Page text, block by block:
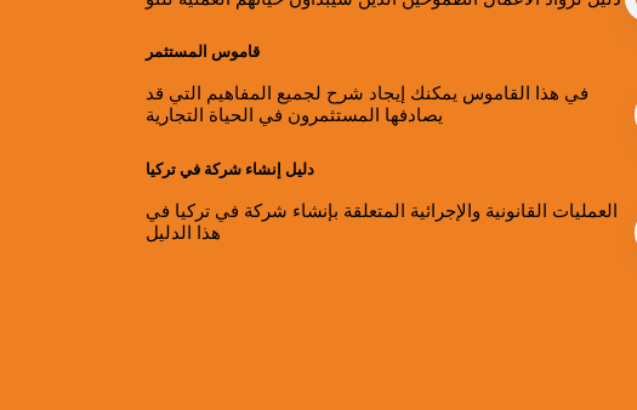
قاموس المستثمر
في هذا القاموس يمكنك إيجاد شرح لجميع المفاهيم التي قد
يصادفها المستثمرون في الحياة التجارية
دليل إنشاء شركة في تركيا
العمليات القانونية والإجرائية المتعلقة بإنشاء شركة في تركيا في
هذا الدليل